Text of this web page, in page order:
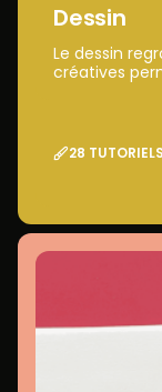
Dessin
Le dessin
créatives
28 TUTORIELS